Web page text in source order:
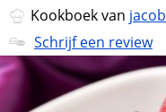
Kookboek van jacob
Schrijf een review